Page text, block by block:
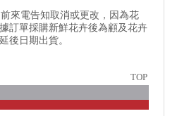
來電告知取消或更改，因為花
訂單採購新鮮花卉後為顧及花卉
後日期出貨。
TOP